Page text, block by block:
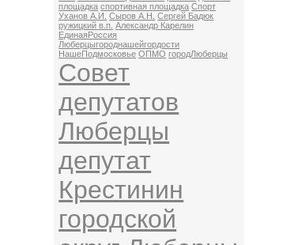
площадка спортивная площадка Спорт
Уханов А.И.
Сыров А.Н.
Сергей Бадюк
ружицкий в.п.
Александр Карелин
ЕдинаяРоссия
Люберцыгороднашейгордости
НашеПодмосковье ОПМО городЛюберцы
Совет
депутатов
Люберцы
депутат
Крестинин
городской